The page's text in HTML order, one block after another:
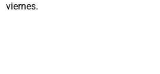
viernes.